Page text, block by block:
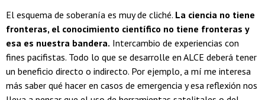
El esquema de soberanía es muy de cliché. La ciencia no tiene
fronteras, el conocimiento científico no tiene fronteras y
esa es nuestra bandera. Intercambio de experiencias con
fines pacifistas. Todo lo que se desarrolle en ALCE deberá tener
un beneficio directo o indirecto. Por ejemplo, a mí me interesa
más saber qué hacer en casos de emergencia y esa reflexión nos